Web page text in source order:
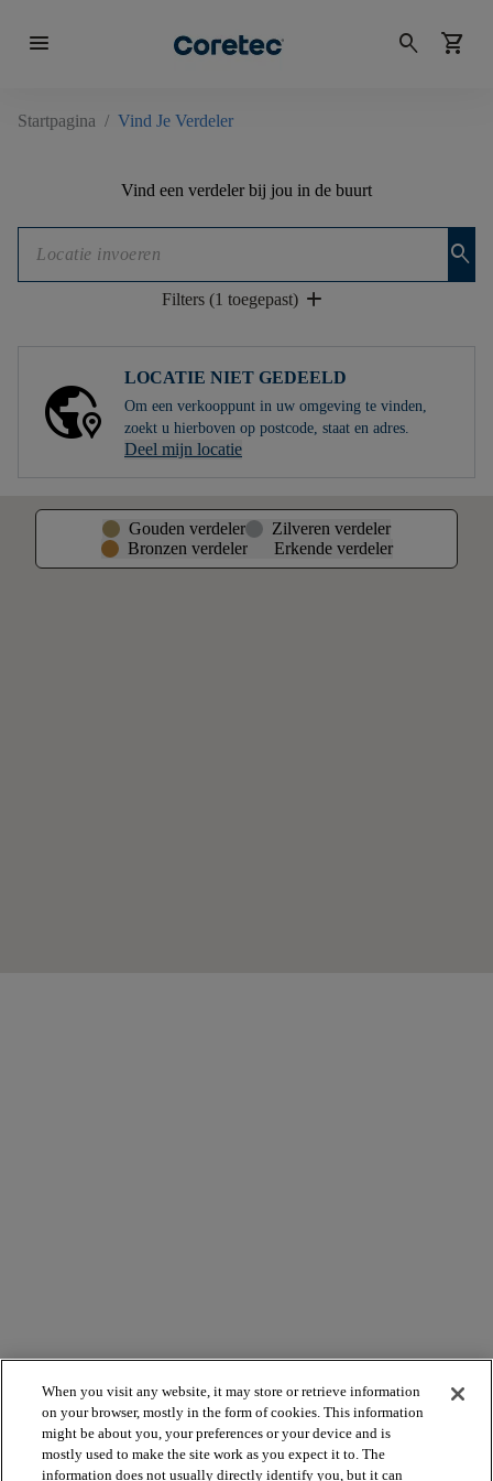
menu search shopping_cart
Startpagina / Vind Je Verdeler
Vind een verdeler bij jou in de buurt
search
Filters (1 toegepast) add
LOCATIE NIET GEDEELD
Om een ​​verkooppunt in uw omgeving te vinden,
zoekt u hierboven op postcode, staat en adres.
Deel mijn locatie
Gouden verdeler
Zilveren verdeler
Bronzen verdeler
Erkende verdeler
When you visit any website, it may store or retrieve information
on your browser, mostly in the form of cookies. This information
might be about you, your preferences or your device and is
mostly used to make the site work as you expect it to. The
information does not usually directly identify you, but it can